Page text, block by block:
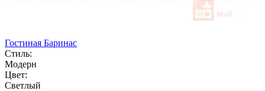
Гостиная Баринас
Стиль:
Модерн
Цвет:
Светлый